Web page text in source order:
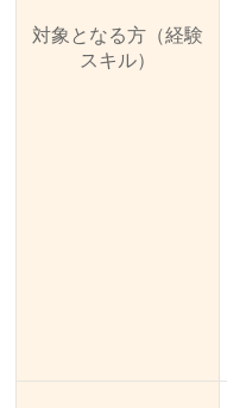
対象となる方（経験
スキル）